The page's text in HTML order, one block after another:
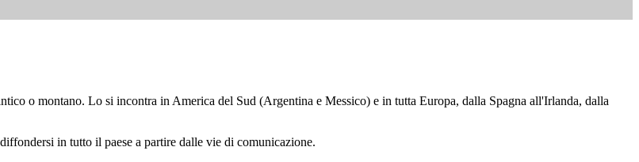
o montano. Lo si incontra in America del Sud (Argentina e Messico) e in tutta Europa, dalla Spagna all'Irlanda, dalla
in tutto il paese a partire dalle vie di comunicazione.